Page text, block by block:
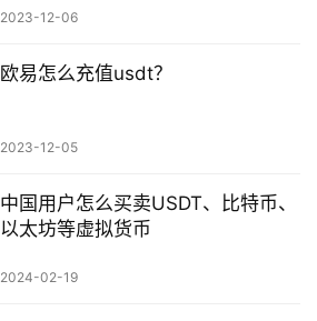
2023-12-06
欧易怎么充值usdt？
2023-12-05
中国用户怎么买卖USDT、比特币、
以太坊等虚拟货币
2024-02-19